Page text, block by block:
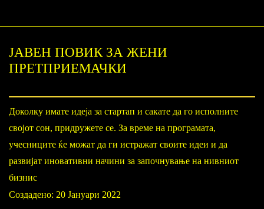
ЈАВЕН ПОВИК ЗА ЖЕНИ
ПРЕТПРИЕМАЧКИ
Доколку имате идеја за стартап и сакате да го исполните
својот сон, придружете се. За време на програмата,
учесниците ќе можат да ги истражат своите идеи и да
развијат иновативни начини за започнување на нивниот
бизнис
Создадено: 20 Јануари 2022